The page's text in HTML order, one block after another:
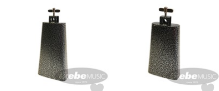
ドラム パーカッション
キーボード 電子ピアノ